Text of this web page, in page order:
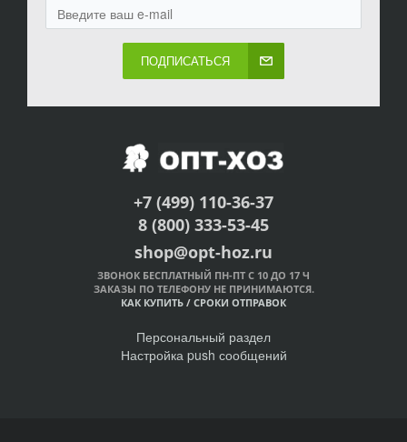
ПОДПИСАТЬСЯ
+7 (499) 110-36-37
8 (800) 333-53-45
shop@opt-hoz.ru
ЗВОНОК БЕСПЛАТНЫЙ ПН-ПТ С 10 ДО 17 Ч
ЗАКАЗЫ ПО ТЕЛЕФОНУ НЕ ПРИНИМАЮТСЯ.
КАК КУПИТЬ / СРОКИ ОТПРАВОК
Персональный раздел
Настройка push сообщений